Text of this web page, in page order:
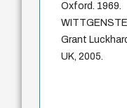
Oxford. 1969.
Grant
UK, 2005.